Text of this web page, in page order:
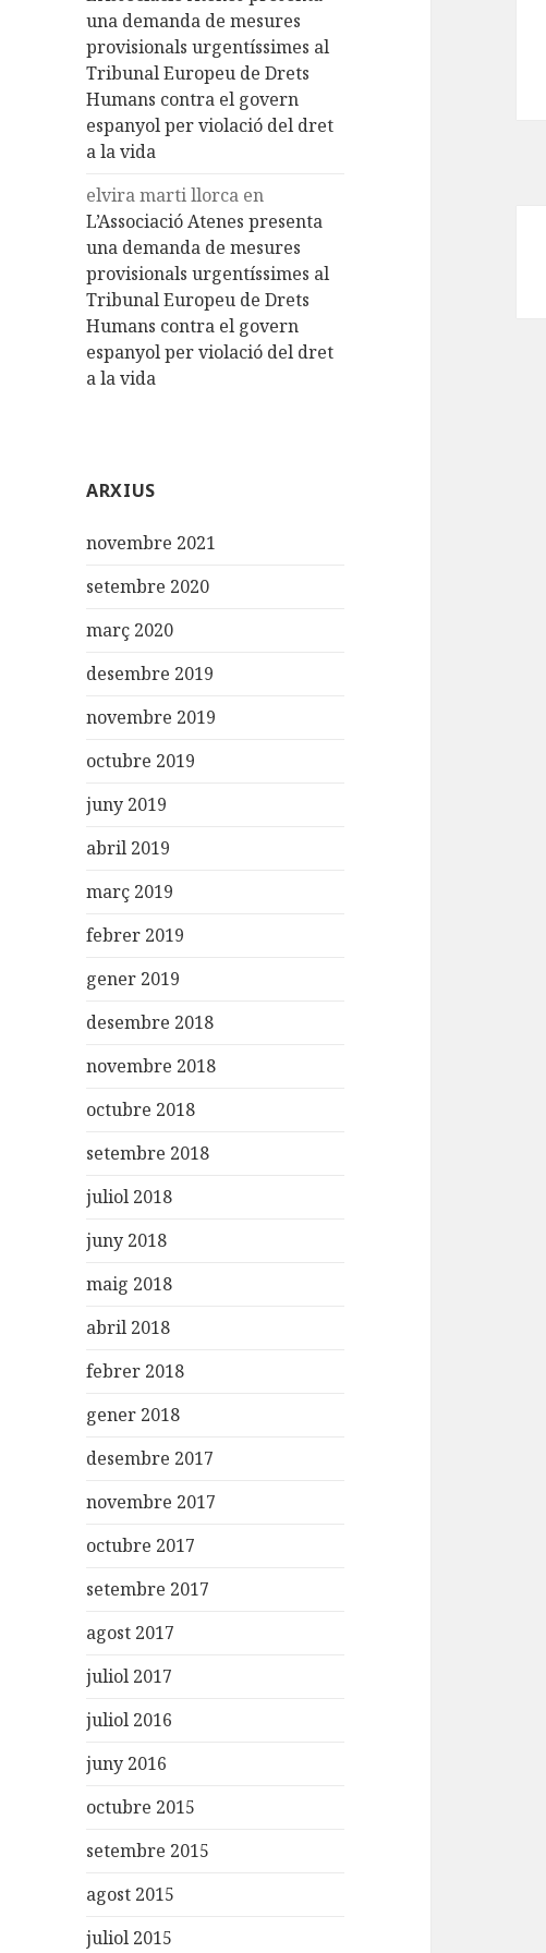
una demanda de mesures
provisionals urgentíssimes al
Tribunal Europeu de Drets
Humans contra el govern
espanyol per violació del dret
a la vida
elvira marti llorca en
L’Associació Atenes presenta
una demanda de mesures
provisionals urgentíssimes al
Tribunal Europeu de Drets
Humans contra el govern
espanyol per violació del dret
a la vida
ARXIUS
novembre 2021
setembre 2020
març 2020
desembre 2019
novembre 2019
octubre 2019
juny 2019
abril 2019
març 2019
febrer 2019
gener 2019
desembre 2018
novembre 2018
octubre 2018
setembre 2018
juliol 2018
juny 2018
maig 2018
abril 2018
febrer 2018
gener 2018
desembre 2017
novembre 2017
octubre 2017
setembre 2017
agost 2017
juliol 2017
juliol 2016
juny 2016
octubre 2015
setembre 2015
agost 2015
juliol 2015